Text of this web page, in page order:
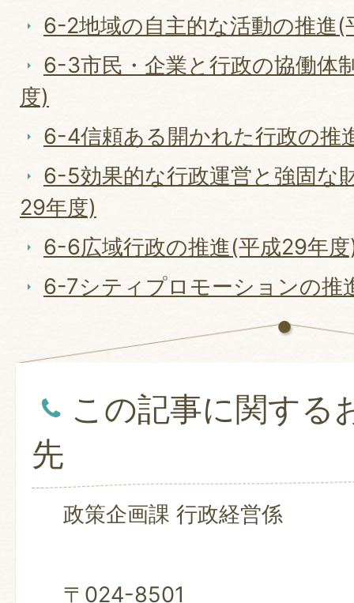
6-2地域の自主的な活動の推進(
6-3市民・企業と行政の協働体
度)
6-4信頼ある開かれた行政の推
6-5効果的な行政運営と強固な
29年度)
6-6広域行政の推進(平成29年
6-7シティプロモーションの推
この記事に関する
先
政策企画課 行政経営係
〒024-8501